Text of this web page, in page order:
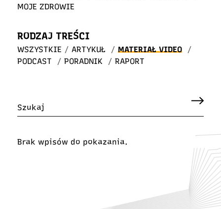
MOJE ZDROWIE
RODZAJ TREŚCI
WSZYSTKIE / ARTYKUŁ / MATERIAŁ VIDEO
/
PODCAST
/ PORADNIK / RAPORT
Brak wpisów do pokazania.